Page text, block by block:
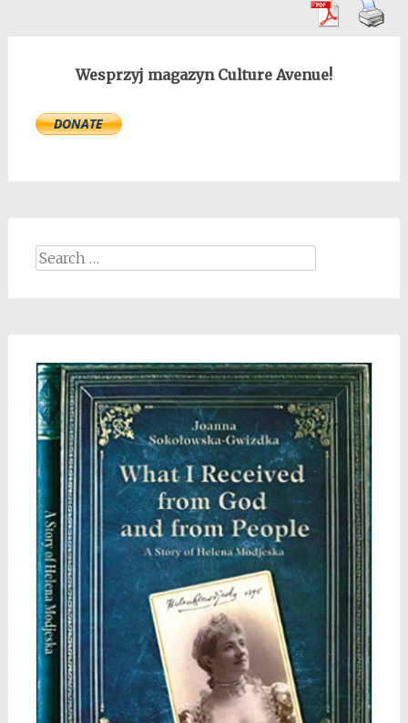
Wesprzyj magazyn Culture Avenue!
Search
for: